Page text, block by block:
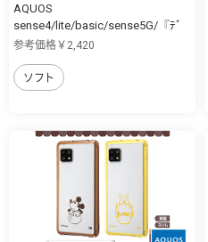
AQUOS
sense4/lite/basic/sense5G/『ﾃﾞ
ｨ...
参考価格￥2,420
ソフト